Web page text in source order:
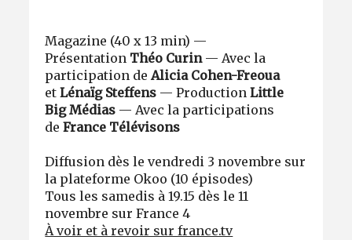
Magazine (40 x 13 min) —
Présentation Théo Curin— Avec la
participation deAlicia Cohen-Freoua
etLénaïg Steffens — ProductionLittle
Big Médias — Avec la participations
deFrance Télévisons
Diffusion dès le vendredi 3 novembre sur
la plateforme Okoo (10 épisodes)
Tous les samedis à 19.15 dès le 11
novembre sur France 4
À voir et à revoir sur france.tv